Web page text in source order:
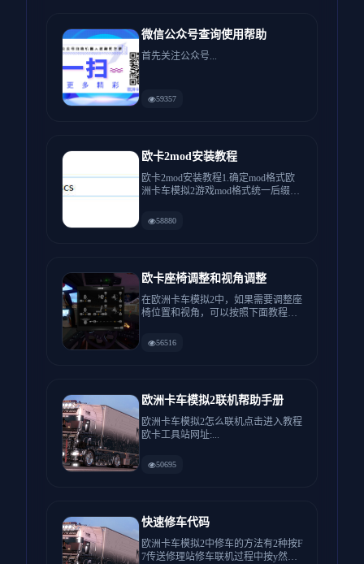
微信公众号查询使用帮助
首先关注公众号...
59357
欧卡2mod安装教程
欧卡2mod安装教程1.确定mod格式欧
洲卡车模拟2游戏mod格式统一后缀格
58880
欧卡座椅调整和视角调整
在欧洲卡车模拟2中，如果需要调整座
椅位置和视角，可以按照下面教程操
56516
欧洲卡车模拟2联机帮助手册
欧洲卡车模拟2怎么联机点击进入教程
欧卡工具站网址:...
50695
快速修车代码
欧洲卡车模拟2中修车的方法有2种按F
7传送修理站修车联机过程中按y然后